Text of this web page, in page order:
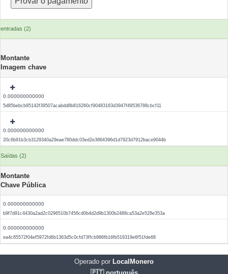
entradas (2)
Montante
Imagem chave
0.000000000000
5d85bebcb95142f39507acabdd8b816260cf90483163d3947f49536788cbcf11
0.000000000000
20c6b91b3cb3129340a29eae780ddc03ed2e3864396d1d7923d7912bace9044b
Saídas (2)
Montante
Chave Pública
0.000000000000
b9f7d91c4430a2ad2c0296510b7456cd0b4d2d9b1300b2488ca53a2e528e353a
0.000000000000
ea4c65572f04ef5972fd6b1363d5c0cfd73ffcb986fb16fb519319e6f51fde68
Operado por LocalMonero